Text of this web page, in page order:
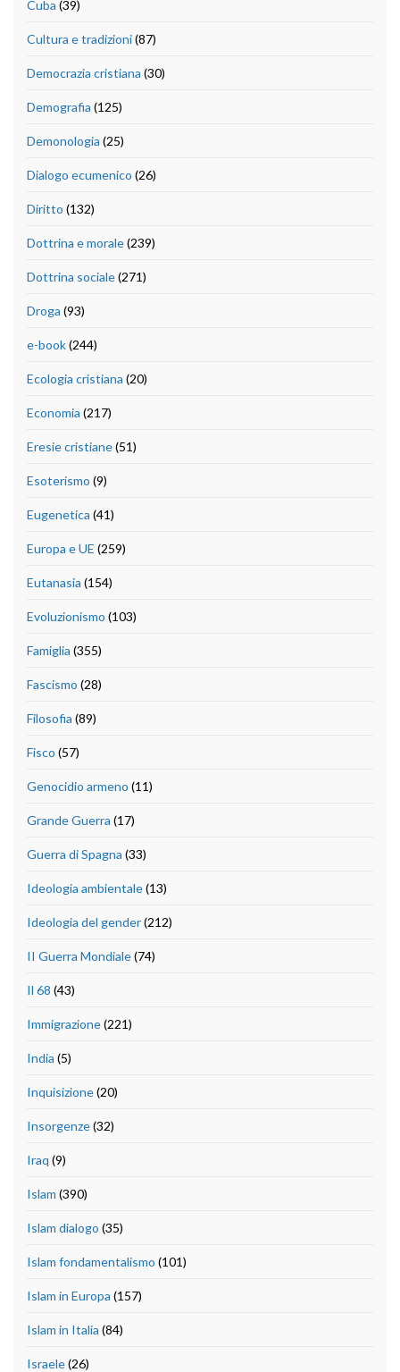
Cuba (39)
Cultura e tradizioni(87)
Democrazia cristiana (30)
Demografia (125)
Demonologia (25)
Dialogo ecumenico (26)
Diritto (132)
Dottrina e morale(239)
Dottrina sociale(271)
Droga (93)
e-book(244)
Ecologia cristiana (20)
Economia (217)
Eresie cristiane(51)
Esoterismo (9)
Eugenetica (41)
Europa e UE (259)
Eutanasia (154)
Evoluzionismo (103)
Famiglia (355)
Fascismo (28)
Filosofia (89)
Fisco (57)
Genocidio armeno (11)
Grande Guerra (17)
Guerra di Spagna (33)
Ideologia ambientale(13)
Ideologia del gender(212)
II Guerra Mondiale(74)
Il 68 (43)
Immigrazione(221)
India (5)
Inquisizione(20)
Insorgenze(32)
Iraq (9)
Islam (390)
Islam dialogo (35)
Islam fondamentalismo (101)
Islam in Europa (157)
Islam in Italia (84)
Israele(26)